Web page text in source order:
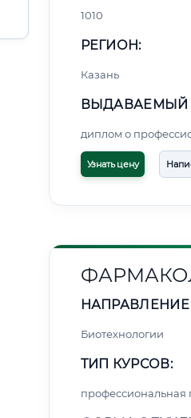
1010
РЕГИОН:
Казань
ВЫДАВАЕМЫЙ
диплом о
Узнать цену
Биотехнологии
ТИП КУРСОВ:
профессиональная